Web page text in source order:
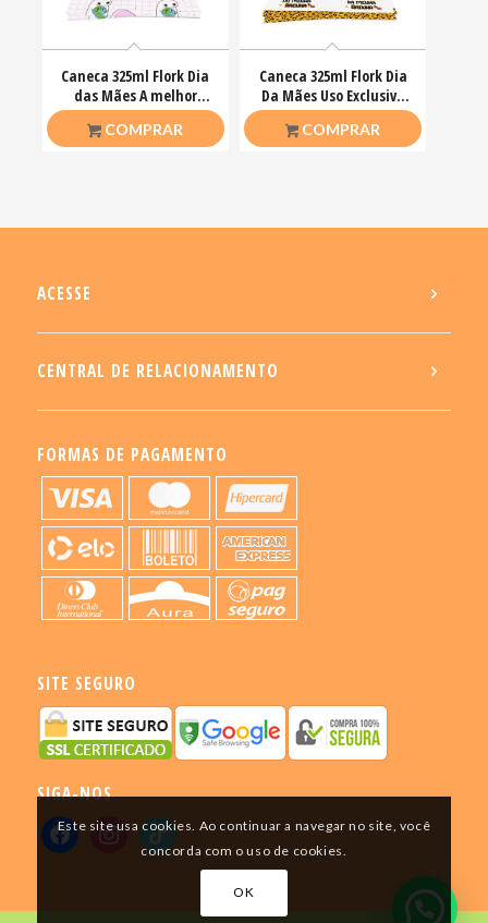
Caneca 325ml Flork Dia
das Mães A melhor
mãe do mundo!
COMPRAR
Caneca 325ml Flork Dia
Da Mães Uso Exclusivo
da Minha Rainha
COMPRAR
ACESSE
CENTRAL DE RELACIONAMENTO
FORMAS DE PAGAMENTO
SITE SEGURO
SIGA-NOS
Este site usa cookies. Ao continuar a navegar no site, você
concorda com o uso de cookies.
OK